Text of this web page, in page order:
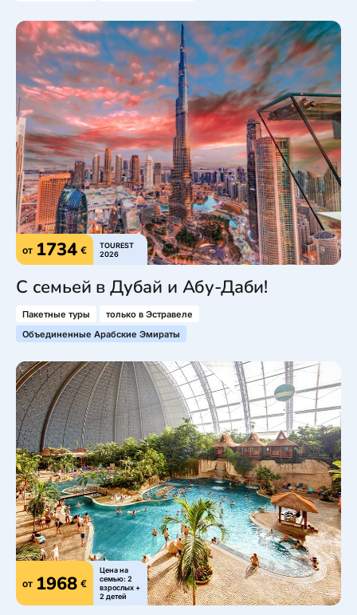
от 1734 €
TOUREST
2026
С семьей в Дубай и Абу-Даби!
Пакетные туры
только в Эстравеле
Объединенные Арабские Эмираты
от 1968 €
Цена на
семью: 2
взрослых +
2 детей